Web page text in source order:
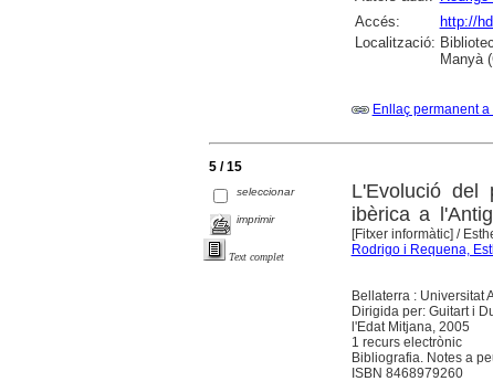
Accés:
http://
Localització:
Manyà
Enllaç permanent
5 / 15
seleccionar
imprimir
Text complet
L'Evolució del
ibèrica a
[Fitxer informàtic] /
Rodrigo i Requena,
Bellaterra : Universitat
Dirigida per: Guitart i
l'Edat Mitjana, 2005
1 recurs electrònic
Bibliografia. Notes a
ISBN 8468979260